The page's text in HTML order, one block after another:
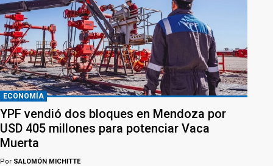
ECONOMÍA
YPF vendió dos bloques en Mendoza por
USD 405 millones para potenciar Vaca
Muerta
Por SALOMÓN MICHITTE